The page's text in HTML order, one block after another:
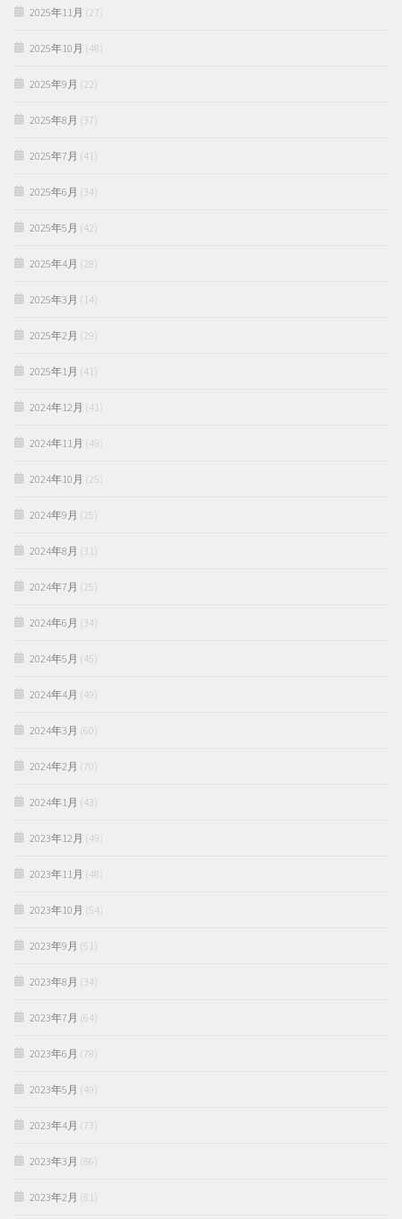
2025年11月 (27)
2025年10月 (48)
2025年9月 (22)
2025年8月 (37)
2025年7月 (41)
2025年6月 (34)
2025年5月 (42)
2025年4月 (28)
2025年3月 (14)
2025年2月 (29)
2025年1月 (41)
2024年12月 (41)
2024年11月 (49)
2024年10月 (25)
2024年9月 (25)
2024年8月 (31)
2024年7月 (25)
2024年6月 (34)
2024年5月 (45)
2024年4月 (49)
2024年3月 (60)
2024年2月 (70)
2024年1月 (43)
2023年12月 (49)
2023年11月 (48)
2023年10月 (54)
2023年9月 (51)
2023年8月 (34)
2023年7月 (64)
2023年6月 (78)
2023年5月 (49)
2023年4月 (73)
2023年3月 (86)
2023年2月 (81)